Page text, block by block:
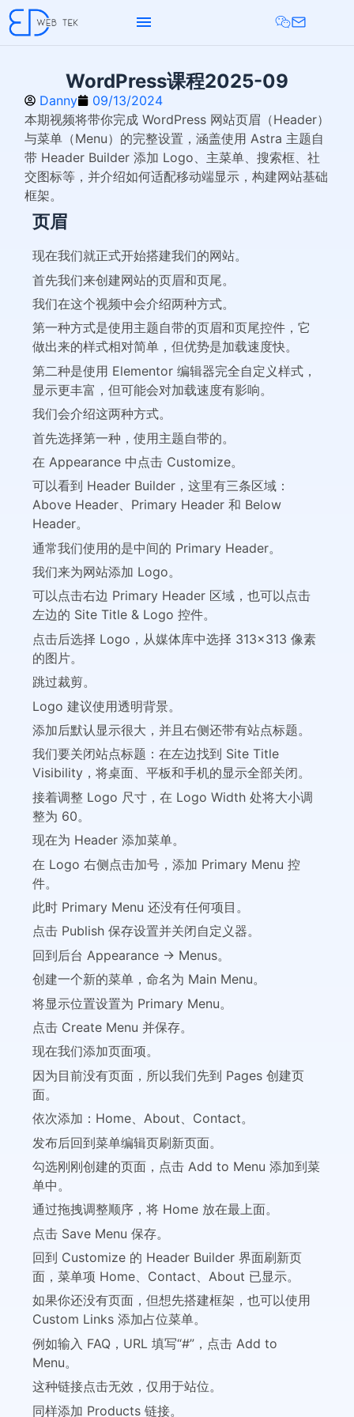
WordPress课程2025-09
Danny
09/13/2024
本期视频将带你完成 WordPress 网站页眉（Header）
与菜单（Menu）的完整设置，涵盖使用 Astra 主题自
带 Header Builder 添加 Logo、主菜单、搜索框、社
交图标等，并介绍如何适配移动端显示，构建网站基础
框架。
页眉
现在我们就正式开始搭建我们的网站。
首先我们来创建网站的页眉和页尾。
我们在这个视频中会介绍两种方式。
第一种方式是使用主题自带的页眉和页尾控件，它
做出来的样式相对简单，但优势是加载速度快。
第二种是使用 Elementor 编辑器完全自定义样式，
显示更丰富，但可能会对加载速度有影响。
我们会介绍这两种方式。
首先选择第一种，使用主题自带的。
在 Appearance 中点击 Customize。
可以看到 Header Builder，这里有三条区域：
Above Header、Primary Header 和 Below
Header。
通常我们使用的是中间的 Primary Header。
我们来为网站添加 Logo。
可以点击右边 Primary Header 区域，也可以点击
左边的 Site Title & Logo 控件。
点击后选择 Logo，从媒体库中选择 313×313 像素
的图片。
跳过裁剪。
Logo 建议使用透明背景。
添加后默认显示很大，并且右侧还带有站点标题。
我们要关闭站点标题：在左边找到 Site Title
Visibility，将桌面、平板和手机的显示全部关闭。
接着调整 Logo 尺寸，在 Logo Width 处将大小调
整为 60。
现在为 Header 添加菜单。
在 Logo 右侧点击加号，添加 Primary Menu 控
件。
此时 Primary Menu 还没有任何项目。
点击 Publish 保存设置并关闭自定义器。
回到后台 Appearance → Menus。
创建一个新的菜单，命名为 Main Menu。
将显示位置设置为 Primary Menu。
点击 Create Menu 并保存。
现在我们添加页面项。
因为目前没有页面，所以我们先到 Pages 创建页
面。
依次添加：Home、About、Contact。
发布后回到菜单编辑页刷新页面。
勾选刚刚创建的页面，点击 Add to Menu 添加到菜
单中。
通过拖拽调整顺序，将 Home 放在最上面。
点击 Save Menu 保存。
回到 Customize 的 Header Builder 界面刷新页
面，菜单项 Home、Contact、About 已显示。
如果你还没有页面，但想先搭建框架，也可以使用
Custom Links 添加占位菜单。
例如输入 FAQ，URL 填写“#”，点击 Add to
Menu。
这种链接点击无效，仅用于站位。
同样添加 Products 链接。